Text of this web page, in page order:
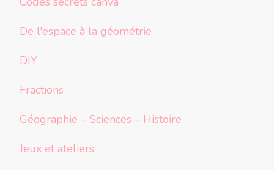
De l'espace à la géométrie
DIY
Fractions
Géographie – Sciences – Histoire
Jeux et ateliers